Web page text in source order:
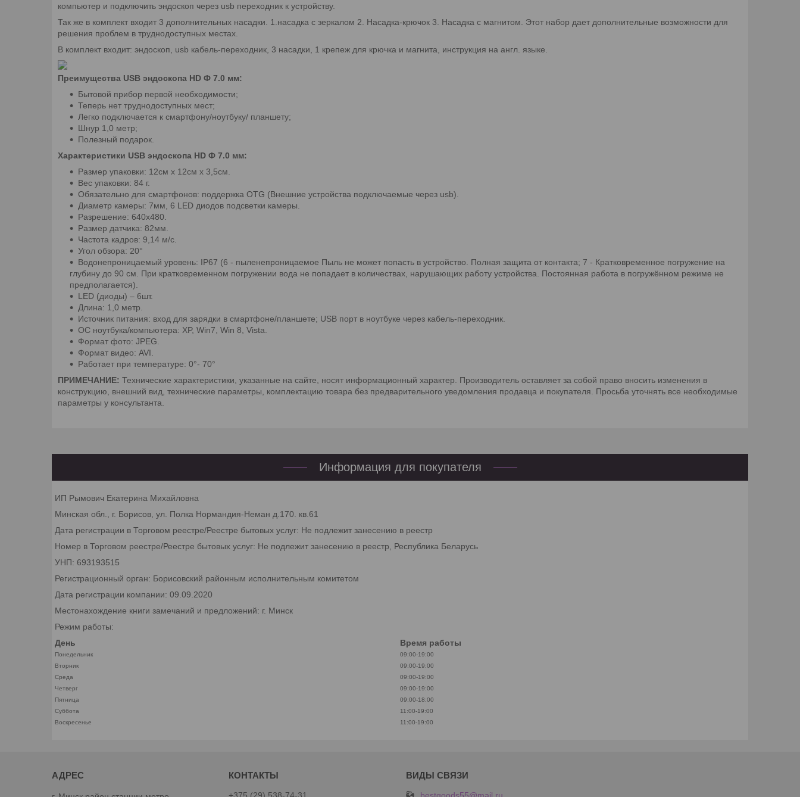
компьютер и подключить эндоскоп через usb переходник к устройству.
Так же в комплект входит 3 дополнительных насадки. 1.насадка с зеркалом 2. Насадка-крючок 3. Насадка с магнитом. Этот набор дает дополнительные возможности для
решения проблем в труднодоступных местах.
В комплект входит: эндоскоп, usb кабель-переходник, 3 насадки, 1 крепеж для крючка и магнита, инструкция на англ. языке.
Преимущества USB эндоскопа HD Ф 7.0 мм:
Бытовой прибор первой необходимости;
Теперь нет труднодоступных мест;
Легко подключается к смартфону/ноутбуку/ планшету;
Шнур 1,0 метр;
Полезный подарок.
Характеристики USB эндоскопа HD Ф 7.0 мм:
Размер упаковки: 12см x 12см x 3,5см.
Вес упаковки: 84 г.
Обязательно для смартфонов: поддержка OTG (Внешние устройства подключаемые через usb).
Диаметр камеры: 7мм, 6 LED диодов подсветки камеры.
Разрешение: 640x480.
Размер датчика: 82мм.
Частота кадров: 9,14 м/с.
Угол обзора: 20°
Водонепроницаемый уровень: IP67 (6 - пыленепроницаемое Пыль не может попасть в устройство. Полная защита от контакта; 7 - Кратковременное погружение на
глубину до 90 см. При кратковременном погружении вода не попадает в количествах, нарушающих работу устройства. Постоянная работа в погружённом режиме не
предполагается).
LED (диоды) – 6шт.
Длина: 1,0 метр.
Источник питания: вход для зарядки в смартфоне/планшете; USB порт в ноутбуке через кабель-переходник.
ОС ноутбука/компьютера: XP, Win7, Win 8, Vista.
Формат фото: JPEG.
Формат видео: AVI.
Работает при температуре: 0°- 70°
ПРИМЕЧАНИЕ: Технические характеристики, указанные на сайте, носят информационный характер. Производитель оставляет за собой право вносить изменения в
конструкцию, внешний вид, технические параметры, комплектацию товара без предварительного уведомления продавца и покупателя. Просьба уточнять все необходимые
параметры у консультанта.
Информация для покупателя
ИП Рымович Екатерина Михайловна
Минская обл., г. Борисов, ул. Полка Нормандия-Неман д.170. кв.61
Дата регистрации в Торговом реестре/Реестре бытовых услуг: Не подлежит занесению в реестр
Номер в Торговом реестре/Реестре бытовых услуг: Не подлежит занесению в реестр, Республика Беларусь
УНП: 693193515
Регистрационный орган: Борисовский районным исполнительным комитетом
Дата регистрации компании: 09.09.2020
Местонахождение книги замечаний и предложений: г. Минск
Режим работы:
День
Время работы
Понедельник
09:00-19:00
Вторник
09:00-19:00
Среда
09:00-19:00
Четверг
09:00-19:00
Пятница
09:00-18:00
Суббота
11:00-19:00
Воскресенье
11:00-19:00
bestgoods55@mail.ru